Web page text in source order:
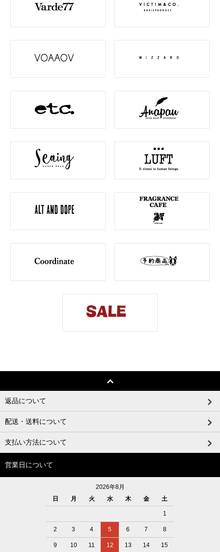
返品について
配送・送料について
支払い方法について
営業日について
2026年8月
日
月 火 水 木 金 土
1
2 3 4 5 6 7 8
9 10 11 12 13 14 15